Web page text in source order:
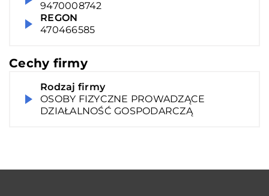
9470008742
REGON
470466585
Cechy firmy
Rodzaj firmy
OSOBY FIZYCZNE PROWADZĄCE
DZIAŁALNOŚĆ GOSPODARCZĄ